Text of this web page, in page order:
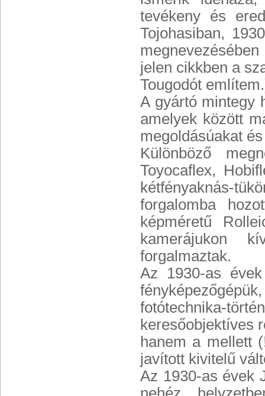
tevékeny és
Tojohasiban,
jelen cikkben a
Tougodót
A gyártó mintegy
amelyek között
megoldásúakat
Különböző
Toyocaflex,
kétfényaknás-
forgalomba
képméretű
kamerájukon
forgalmaztak.
Az 1930-as
fotótechnika-
keresőobjektíves
hanem a mellett
javított kivitelű
Az 1930-as évek